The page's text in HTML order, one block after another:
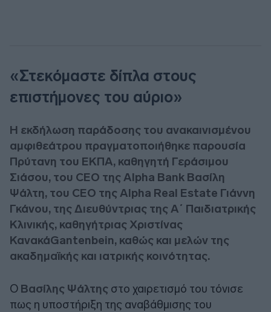
«Στεκόμαστε δίπλα στους
επιστήμονες του αύριο»
Η εκδήλωση παράδοσης του ανακαινισμένου
αμφιθεάτρου πραγματοποιήθηκε παρουσία
Πρύτανη του ΕΚΠΑ, καθηγητή Γεράσιμου
Σιάσου, του CEO της Alpha Bank Βασίλη
Ψάλτη, του CEO της Alpha Real Estate Γιάννη
Γκάνου, της Διευθύντριας της Α΄ Παιδιατρικής
Κλινικής, καθηγήτριας Χριστίνας
ΚανακάGantenbein, καθώς και μελών της
ακαδημαϊκής και ιατρικής κοινότητας.
Ο Βασίλης Ψάλτης στο χαιρετισμό του τόνισε
πως η υποστήριξη της αναβάθμισης του